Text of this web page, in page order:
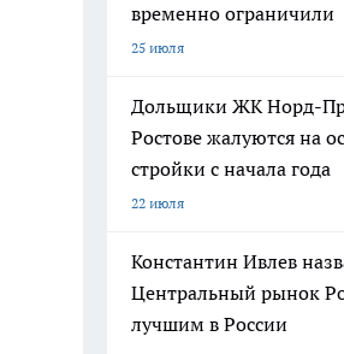
временно ограничили
25 июля
Дольщики ЖК Норд-
Ростове жалуются на
стройки с начала года
22 июля
Константин Ивлев
Центральный рынок
лучшим в России